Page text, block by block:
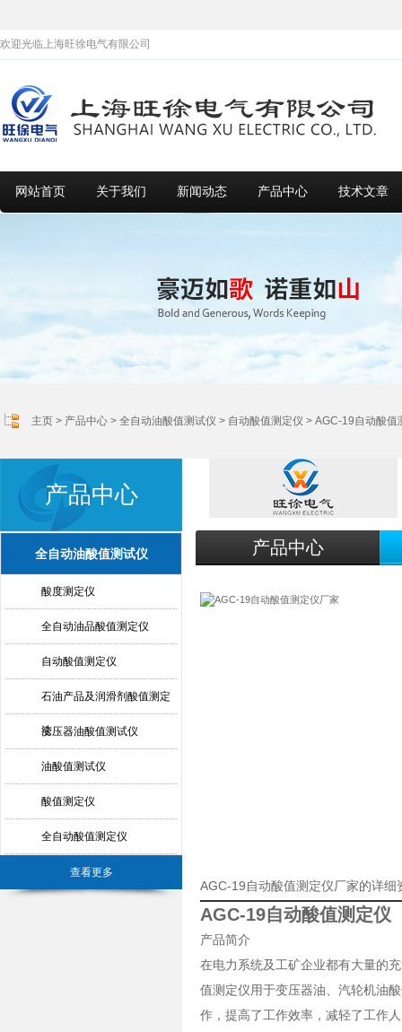
欢迎光临上海旺徐电气有限公司
网站首页 关于我们 新闻动态 产品中心 技术文章
主页 > 产品中心 > 全自动油酸值测试仪 > 自动酸值测定仪 > AGC-19自动酸值
产品中心
全自动油酸值测试仪
酸度测定仪
全自动油品酸值测定仪
自动酸值测定仪
石油产品及润滑剂酸值测定
法
变压器油酸值测试仪
油酸值测试仪
酸值测定仪
全自动酸值测定仪
查看更多
产品中心
AGC-19自动酸值测定仪厂家的详细
AGC-19自动酸值测定仪
产品简介
在电力系统及工矿企业都有大量的
值测定仪用于变压器油、汽轮机油
作，提高了工作效率，减轻了工作